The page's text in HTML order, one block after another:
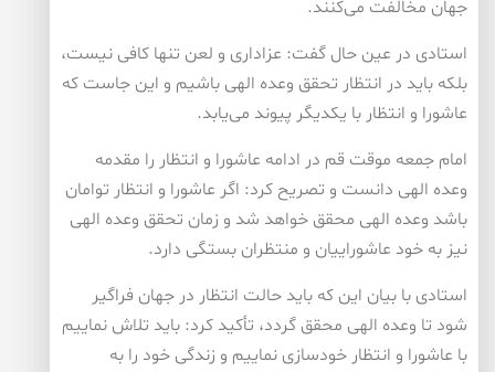
جهان مخالفت می‌كنند.
استادی در عین حال گفت: عزاداری و لعن تنها كافی نیست،
بلكه باید در انتظار تحقق وعده الهی باشیم و این جاست كه
عاشورا و انتظار با یكدیگر پیوند می‌یابد.
امام جمعه موقت قم در ادامه عاشورا و انتظار را مقدمه
وعده الهی دانست و تصریح كرد: اگر عاشورا و انتظار توامان
باشد وعده الهی محقق خواهد شد و زمان تحقق وعده الهی
نیز به خود عاشوراییان و منتظران بستگی دارد.
استادی با بیان این كه باید حالت انتظار در جهان فراگیر
شود تا وعده الهی محقق گردد، تأكید كرد: باید تلاش نماییم
با عاشورا و انتظار خودسازی نماییم و زندگی خود را به